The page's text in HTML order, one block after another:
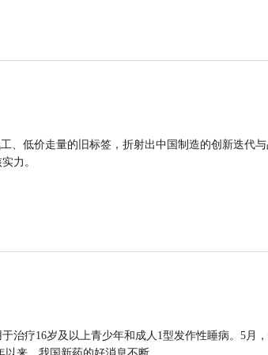
、低价走量的旧标签，折射出中国制造的创新迭代
力。
治疗16岁及以上青少年和成人1型发作性睡病。5月